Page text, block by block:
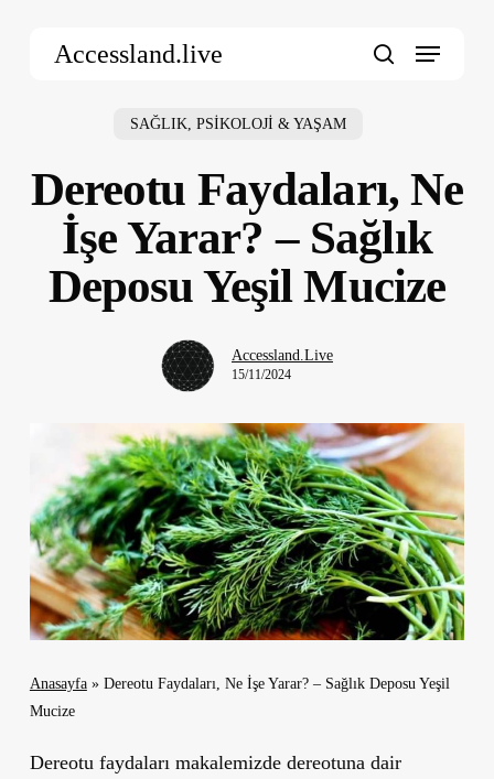
Accessland.live Menu
SAĞLIK, PSİKOLOJİ & YAŞAM
Dereotu Faydaları, Ne
İşe Yarar? – Sağlık
Deposu Yeşil Mucize
Accessland.Live
15/11/2024
Anasayfa» Dereotu Faydaları, Ne İşe Yarar? – Sağlık Deposu Yeşil
Mucize
Dereotu faydaları makalemizde dereotuna dair